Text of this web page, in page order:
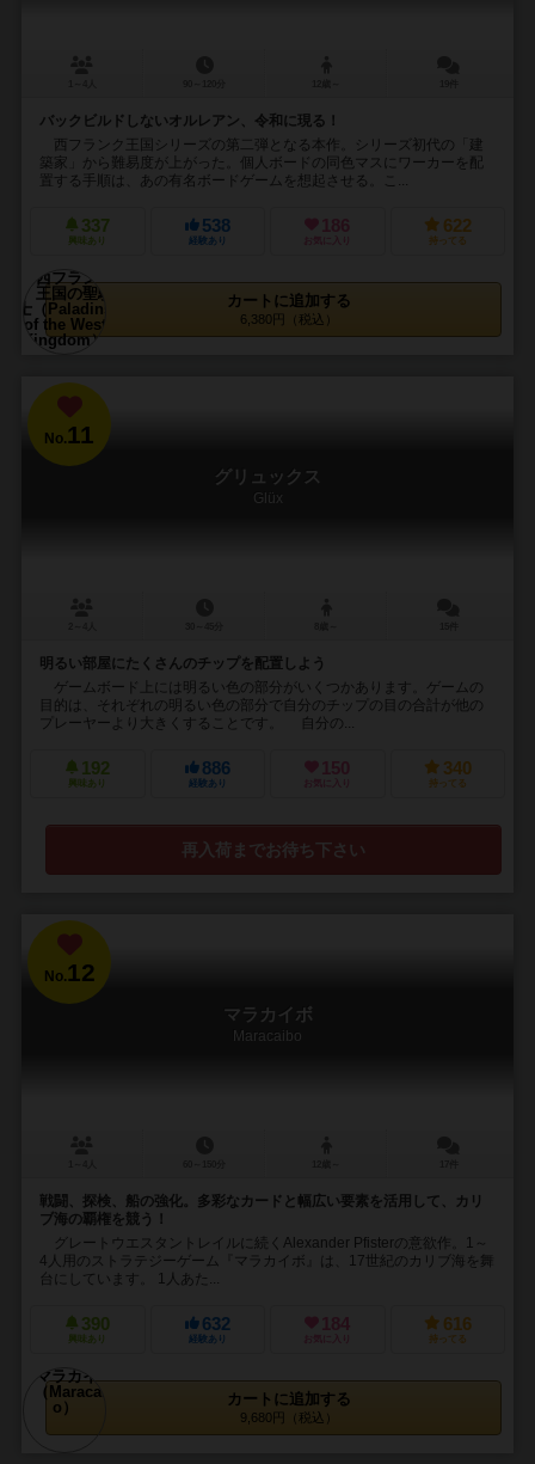
バックビルドしないオルレアン、令和に現る！
西フランク王国シリーズの第二弾となる本作。シリーズ初代の「建
築家」から難易度が上がった。個人ボードの同色マスにワーカーを配
置する手順は、あの有名ボードゲームを想起させる。こ...
337
興味あり
538
経験あり
186
お気に入り
622
持ってる
カートに追加する
6,380円（税込）
No.11
グリュックス
Glüx
明るい部屋にたくさんのチップを配置しよう
ゲームボード上には明るい色の部分がいくつかあります。ゲームの
目的は、それぞれの明るい色の部分で自分のチップの目の合計が他の
プレーヤーより大きくすることです。 自分の...
192
興味あり
886
経験あり
150
お気に入り
340
持ってる
再入荷までお待ち下さい
No.12
マラカイボ
Maracaibo
戦闘、探検、船の強化。多彩なカードと幅広い要素を活用して、カリ
ブ海の覇権を競う！
グレートウエスタントレイルに続くAlexander Pfisterの意欲作。1～
4人用のストラテジーゲーム『マラカイボ』は、17世紀のカリブ海を舞
台にしています。 1人あた...
390
興味あり
632
経験あり
184
お気に入り
616
持ってる
カートに追加する
9,680円（税込）